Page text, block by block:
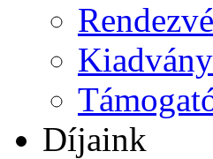
Díjaink